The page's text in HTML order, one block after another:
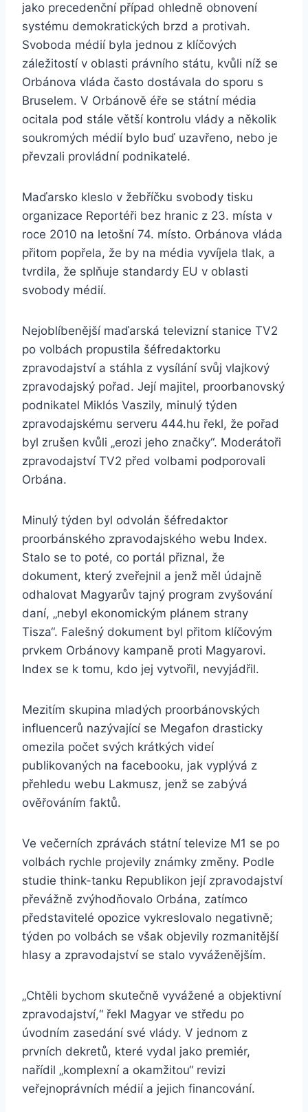
jako precedenční případ ohledně obnovení
systému demokratických brzd a protivah.
Svoboda médií byla jednou z klíčových
záležitostí v oblasti právního státu, kvůli níž se
Orbánova vláda často dostávala do sporu s
Bruselem. V Orbánově éře se státní média
ocitala pod stále větší kontrolu vlády a několik
soukromých médií bylo buď uzavřeno, nebo je
převzali provládní podnikatelé.
Maďarsko kleslo v žebříčku svobody tisku
organizace Reportéři bez hranic z 23. místa v
roce 2010 na letošní 74. místo. Orbánova vláda
přitom popřela, že by na média vyvíjela tlak, a
tvrdila, že splňuje standardy EU v oblasti
svobody médií.
Nejoblíbenější maďarská televizní stanice TV2
po volbách propustila šéfredaktorku
zpravodajství a stáhla z vysílání svůj vlajkový
zpravodajský pořad. Její majitel, proorbanovský
podnikatel Miklós Vaszily, minulý týden
zpravodajskému serveru 444.hu řekl, že pořad
byl zrušen kvůli „erozi jeho značky“. Moderátoři
zpravodajství TV2 před volbami podporovali
Orbána.
Minulý týden byl odvolán šéfredaktor
proorbánského zpravodajského webu Index.
Stalo se to poté, co portál přiznal, že
dokument, který zveřejnil a jenž měl údajně
odhalovat Magyarův tajný program zvyšování
daní, „nebyl ekonomickým plánem strany
Tisza“. Falešný dokument byl přitom klíčovým
prvkem Orbánovy kampaně proti Magyarovi.
Index se k tomu, kdo jej vytvořil, nevyjádřil.
Mezitím skupina mladých proorbánovských
influencerů nazývající se Megafon drasticky
omezila počet svých krátkých videí
publikovaných na facebooku, jak vyplývá z
přehledu webu Lakmusz, jenž se zabývá
ověřováním faktů.
Ve večerních zprávách státní televize M1 se po
volbách rychle projevily známky změny. Podle
studie think-tanku Republikon její zpravodajství
převážně zvýhodňovalo Orbána, zatímco
představitelé opozice vykreslovalo negativně;
týden po volbách se však objevily rozmanitější
hlasy a zpravodajství se stalo vyváženějším.
„Chtěli bychom skutečně vyvážené a objektivní
zpravodajství,“ řekl Magyar ve středu po
úvodním zasedání své vlády. V jednom z
prvních dekretů, které vydal jako premiér,
nařídil „komplexní a okamžitou“ revizi
veřejnoprávních médií a jejich financování.